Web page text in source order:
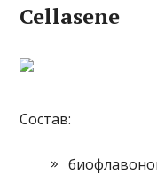
Cellasene
Состав: